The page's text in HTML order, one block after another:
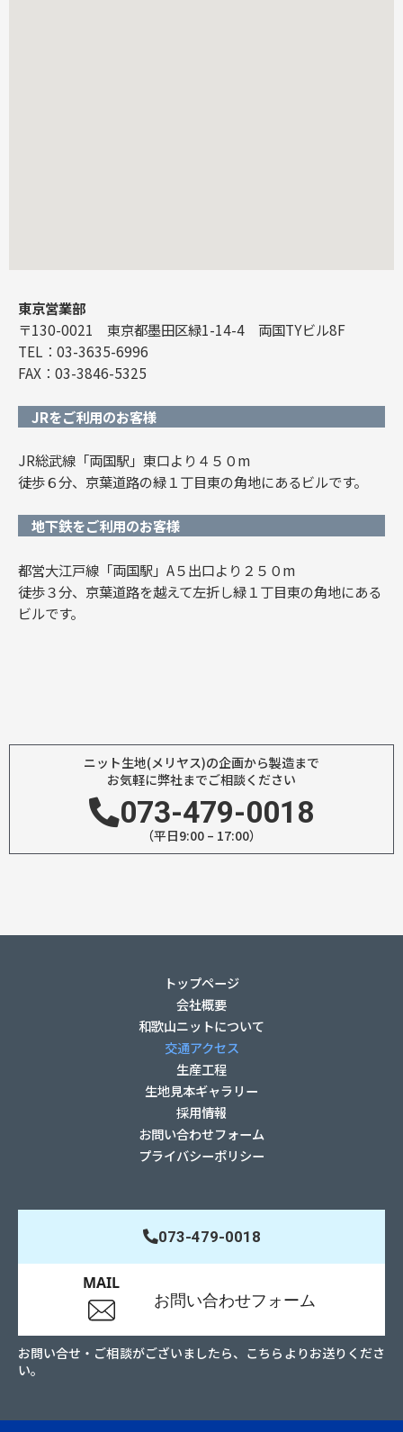
東京営業部
〒130-0021 東京都墨田区緑1-14-4 両国TYビル8F
TEL：03-3635-6996
FAX：03-3846-5325
JRをご利用のお客様
JR総武線「両国駅」東口より４５０m
徒歩６分、京葉道路の緑１丁目東の角地にあるビルです。
地下鉄をご利用のお客様
都営大江戸線「両国駅」A５出口より２５０m
徒歩３分、京葉道路を越えて左折し緑１丁目東の角地にある
ビルです。
ニット生地(メリヤス)の企画から製造まで
お気軽に弊社までご相談ください
073-479-0018
（平日9:00 – 17:00）
トップページ
会社概要
和歌山ニットについて
交通アクセス
生産工程
生地見本ギャラリー
採用情報
お問い合わせフォーム
プライバシーポリシー
073-479-0018
お問い合せ・ご相談がございましたら、こちらよりお送りくださ
い。